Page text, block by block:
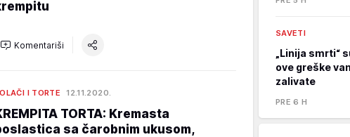
Komentariši
I TORTE 12.11.2020.
TORTA: Kremasta
sa čarobnim ukusom,
SAVETI
„Linija smrti“
ove greške
zalivate
PRE 6 H